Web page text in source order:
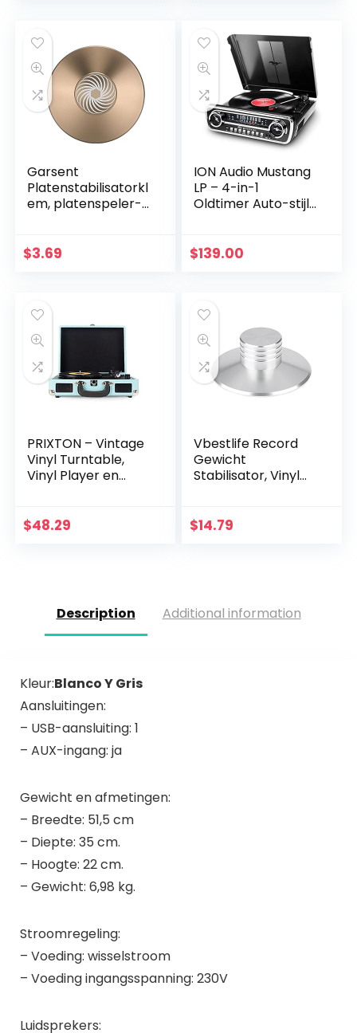
Garsent
Platenstabilisatorkl
em, platenspeler-
premium kwaliteit,
$3.69
ION Audio Mustang
LP – 4-in-1
Oldtimer Auto-stijl
USB en Aux-
$139.00
PRIXTON – Vintage
Vinyl Turntable,
Vinyl Player en
Ingebouwde
$48.29
Vbestlife Record
Gewicht
Stabilisator, Vinyl
Stabilizer
$14.79
Description Additional information
Kleur:Blanco Y Gris
Aansluitingen:
– USB-aansluiting: 1
– AUX-ingang: ja
Gewicht en afmetingen:
– Breedte: 51,5 cm
– Diepte: 35 cm.
– Hoogte: 22 cm.
– Gewicht: 6,98 kg.
Stroomregeling:
– Voeding: wisselstroom
– Voeding ingangsspanning: 230V
Luidsprekers: